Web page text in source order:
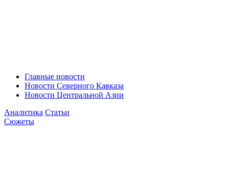
Главные новости
Новости Северного Кавказа
Новости Центральной Азии
Аналитика Статьи
Сюжеты